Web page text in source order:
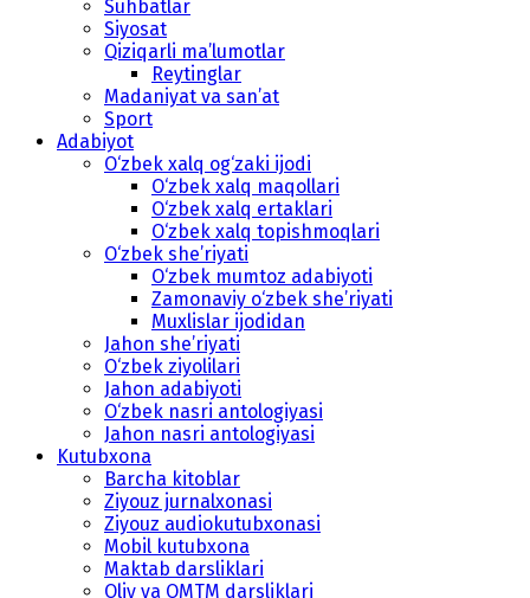
Suhbatlar
Siyosat
Qiziqarli ma’lumotlar
Reytinglar
Madaniyat va san’at
Sport
Adabiyot
O‘zbek xalq og‘zaki ijodi
O‘zbek xalq maqollari
O‘zbek xalq ertaklari
O‘zbek xalq topishmoqlari
O‘zbek she’riyati
O‘zbek mumtoz adabiyoti
Zamonaviy o‘zbek she’riyati
Muxlislar ijodidan
Jahon she’riyati
O‘zbek ziyolilari
Jahon adabiyoti
O‘zbek nasri antologiyasi
Jahon nasri antologiyasi
Kutubxona
Barcha kitoblar
Ziyouz jurnalxonasi
Ziyouz audiokutubxonasi
Mobil kutubxona
Maktab darsliklari
Oliy va OMTM darsliklari